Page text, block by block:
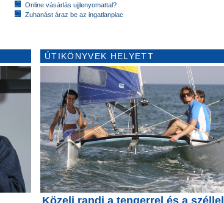
Online vásárlás ujjlenyomattal?
Zuhanást áraz be az ingatlanpiac
ÚTIKÖNYVEK HELYETT
Közeli randi a tengerrel és a széllel